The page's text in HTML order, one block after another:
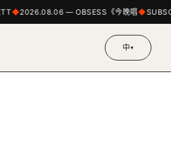
2026.08.06 — OBSESS《今晚唱
中▾